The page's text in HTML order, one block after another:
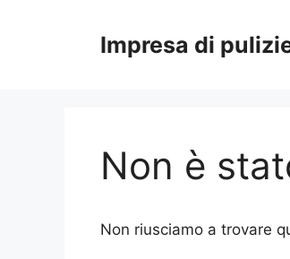
Impresa di
Non è
Non riusciamo a trovare